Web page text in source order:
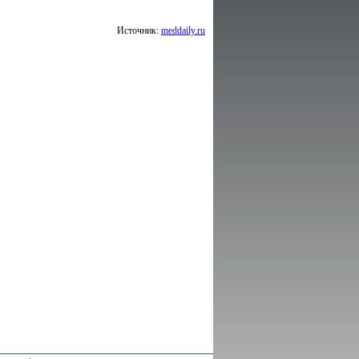
Источник: meddaily.ru